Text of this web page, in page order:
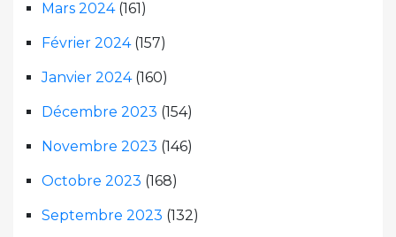
Mars 2024(161)
Février 2024(157)
Janvier 2024(160)
Décembre 2023 (154)
Novembre 2023 (146)
Octobre 2023 (168)
Septembre 2023 (132)